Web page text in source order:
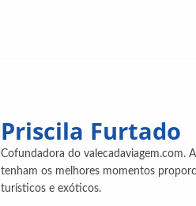
Priscila Furtado
Cofundadora do valecadaviagem.com.
tenham os melhores momentos
turísticos e exóticos.